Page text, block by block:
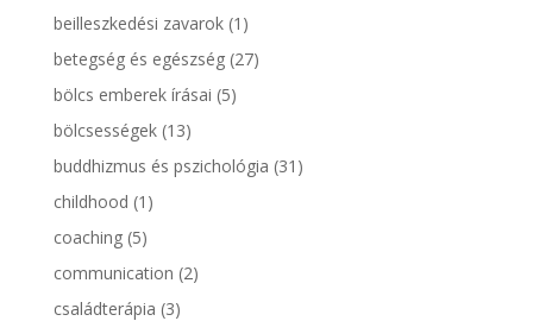
beilleszkedési zavarok(1)
betegség és egészség(27)
bölcs emberek írásai (5)
bölcsességek(13)
buddhizmus és pszichológia (31)
childhood (1)
coaching(5)
communication (2)
családterápia (3)